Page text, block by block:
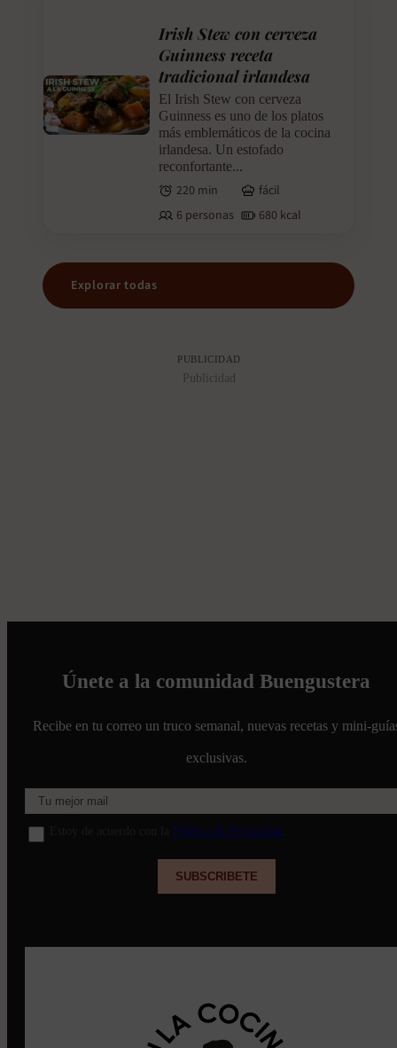
Irish Stew con cerveza
Guinness receta
tradicional irlandesa
El Irish Stew con cerveza
Guinness es uno de los platos
más emblemáticos de la cocina
irlandesa. Un estofado
reconfortante...
220 min
fácil
6 personas
680 kcal
Explorar todas
PUBLICIDAD
Publicidad
Únete a la comunidad Buengustera
Recibe en tu correo un truco semanal, nuevas recetas y mini-
exclusivas.
Política de Privacidad